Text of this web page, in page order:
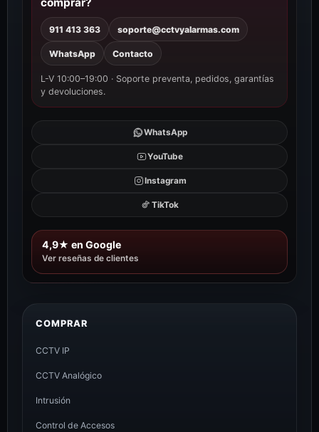
comprar?
911 413 363 soporte@cctvyalarmas.com
WhatsApp Contacto
L-V 10:00–19:00 · Soporte preventa, pedidos, garantías
y devoluciones.
WhatsApp
YouTube
Instagram
TikTok
4,9★ en Google
Ver reseñas de clientes
COMPRAR
CCTV IP
CCTV Analógico
Intrusión
Control de Accesos